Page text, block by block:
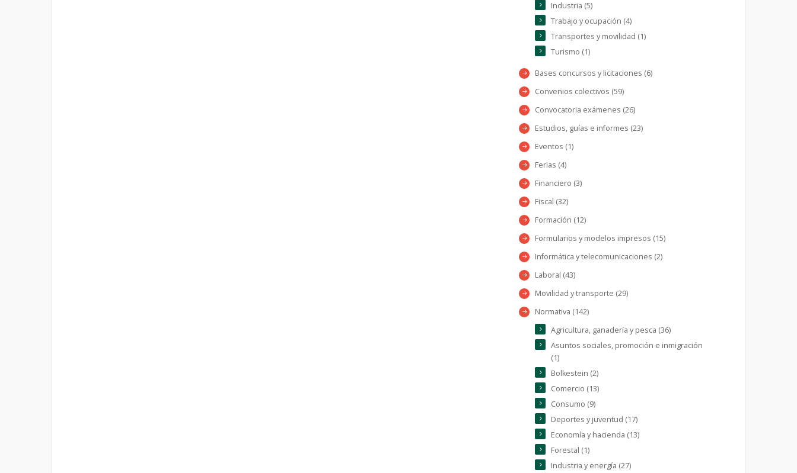
Industria (5)
Trabajo y ocupación (4)
Transportes y movilidad (1)
Turismo (1)
Bases concursos y licitaciones (6)
Convenios colectivos (59)
Convocatoria exámenes (26)
Estudios, guías e informes (23)
Eventos (1)
Ferias (4)
Financiero (3)
Fiscal (32)
Formación (12)
Formularios y modelos impresos (15)
Informática y telecomunicaciones (2)
Laboral (43)
Movilidad y transporte (29)
Normativa (142)
Agricultura, ganadería y pesca (36)
Asuntos sociales, promoción e inmigración
(1)
Bolkestein (2)
Comercio (13)
Consumo (9)
Deportes y juventud (17)
Economía y hacienda (13)
Forestal (1)
Industria y energía (27)